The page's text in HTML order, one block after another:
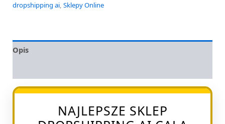
dropshipping ai, Sklepy Online
Opis
NAJLEPSZE SKLEP